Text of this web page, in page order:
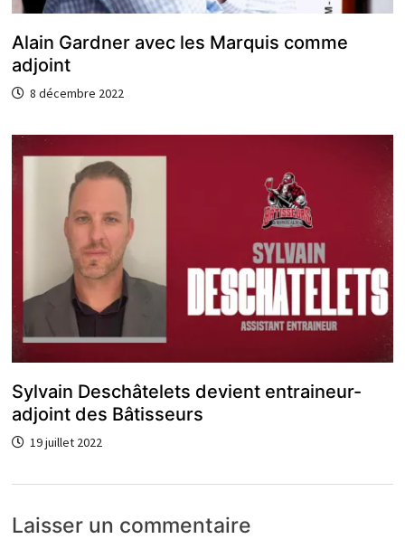
Alain Gardner avec les Marquis comme
adjoint
8 décembre 2022
Sylvain Deschâtelets devient entraineur-
adjoint des Bâtisseurs
19 juillet 2022
Laisser un commentaire